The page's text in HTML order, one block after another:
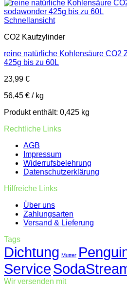
Schnellansicht
CO2 Kaufzylinder
reine natürliche Kohlensäure CO2
425g bis zu 60L
23,99 €
56,45 € / kg
Produkt enthält: 0,425 kg
Rechtliche Links
AGB
Impressum
Widerrufsbelehrung
Datenschutzerklärung
Hilfreiche Links
Über uns
Zahlungsarten
Versand & Lieferung
Tags
Dichtung Mutter
Service
Wir versenden mit